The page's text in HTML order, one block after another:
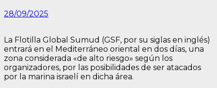
28/09/2025
La Flotilla Global Sumud (GSF, por su siglas en inglés)
entrará en el Mediterráneo oriental en dos días, una
zona considerada «de alto riesgo» según los
organizadores, por las posibilidades de ser atacados
por la marina israelí en dicha área.